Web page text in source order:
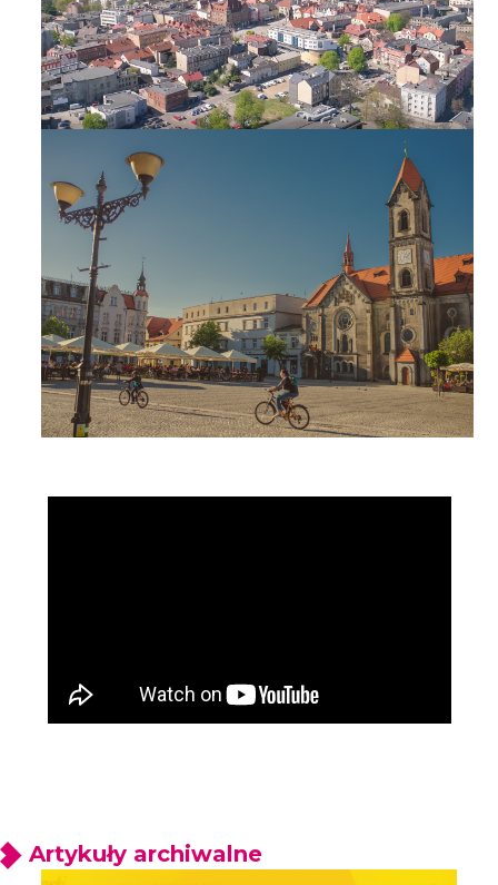
Artykuły archiwalne